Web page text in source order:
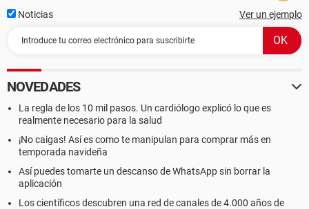
Noticias Ver un ejemplo
NOVEDADES
La regla de los 10 mil pasos. Un cardiólogo explicó lo que es
realmente necesario para la salud
¡No caigas! Así es como te manipulan para comprar más en
temporada navideña
Así puedes tomarte un descanso de WhatsApp sin borrar la
aplicación
Los científicos descubren una red de canales de 4.000 años de